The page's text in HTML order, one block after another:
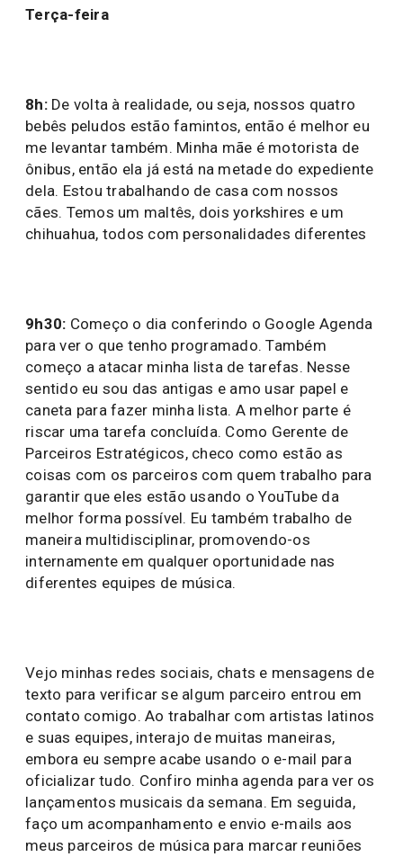
Terça-feira
8h:De volta à realidade, ou seja, nossos quatro
bebês peludos estão famintos, então é melhor eu
me levantar também. Minha mãe é motorista de
ônibus, então ela já está na metade do expediente
dela. Estou trabalhando de casa com nossos
cães. Temos um maltês, dois yorkshires e um
chihuahua, todos com personalidades diferentes
9h30: Começo o dia conferindo o Google Agenda
para ver o que tenho programado. Também
começo a atacar minha lista de tarefas. Nesse
sentido eu sou das antigas e amo usar papel e
caneta para fazer minha lista. A melhor parte é
riscar uma tarefa concluída. Como Gerente de
Parceiros Estratégicos, checo como estão as
coisas com os parceiros com quem trabalho para
garantir que eles estão usando o YouTube da
melhor forma possível. Eu também trabalho de
maneira multidisciplinar, promovendo-os
internamente em qualquer oportunidade nas
diferentes equipes de música.
Vejo minhas redes sociais, chats e mensagens de
texto para verificar se algum parceiro entrou em
contato comigo. Ao trabalhar com artistas latinos
e suas equipes, interajo de muitas maneiras,
embora eu sempre acabe usando o e-mail para
oficializar tudo. Confiro minha agenda para ver os
lançamentos musicais da semana. Em seguida,
faço um acompanhamento e envio e-mails aos
meus parceiros de música para marcar reuniões